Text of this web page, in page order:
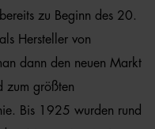
zu Beginn des 20.
Hersteller von
dann den neuen Markt
zum größten
Bis 1925 wurden rund